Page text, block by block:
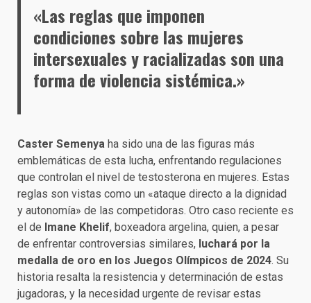
«Las reglas que imponen
condiciones sobre las mujeres
intersexuales y racializadas son una
forma de violencia sistémica.»
Caster Semenya ha sido una de las figuras más
emblemáticas de esta lucha, enfrentando regulaciones
que controlan el nivel de testosterona en mujeres. Estas
reglas son vistas como un «ataque directo a la dignidad
y autonomía» de las competidoras. Otro caso reciente es
el de Imane Khelif, boxeadora argelina, quien, a pesar
de enfrentar controversias similares, luchará por la
medalla de oro en los Juegos Olímpicos de 2024. Su
historia resalta la resistencia y determinación de estas
jugadoras, y la necesidad urgente de revisar estas